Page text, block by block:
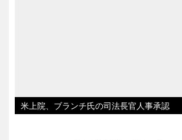
米上院、ブランチ氏の司法長官人事承認